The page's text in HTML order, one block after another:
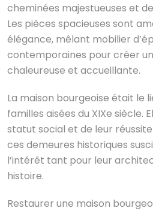
cheminées majestueuses et
Les pièces spacieuses sont
élégance, mêlant mobilier
contemporaines pour créer
chaleureuse et accueillante.
La maison bourgeoise était le
familles aisées du XIXe siècle.
statut social et de leur réussite
ces demeures historiques
l’intérêt tant pour leur
histoire.
Restaurer une maison